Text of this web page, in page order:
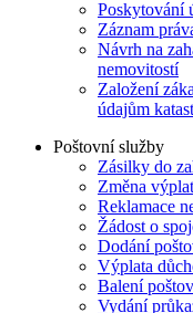
Poskytování
Záznam
Návrh na
nemovitostí
Založení
údajům
Poštovní služby
Zásilky do
Změna
Reklamace
Žádost o
Dodání
Výplata
Balení
Vydání